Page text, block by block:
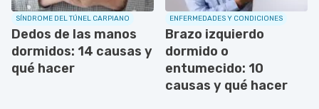
SÍNDROME DEL TÚNEL CARPIANO
Dedos de las manos
dormidos: 14 causas y
qué hacer
ENFERMEDADES Y CONDICIONES
Brazo izquierdo
dormido o
entumecido: 10
causas y qué hacer